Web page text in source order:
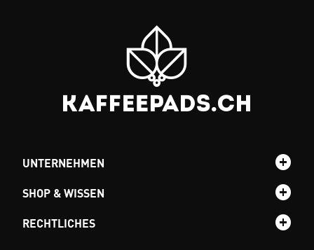
UNTERNEHMEN
SHOP & WISSEN
RECHTLICHES